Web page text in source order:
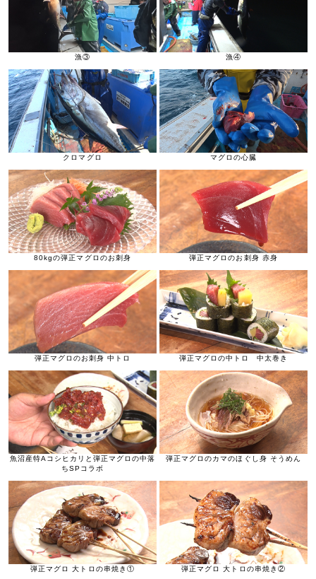
漁③ 漁④
クロマグロ マグロの心臓
80kgの弾正マグロのお刺身 弾正マグロのお刺身 赤身
弾正マグロのお刺身 中トロ 弾正マグロの中トロ 中太巻き
魚沼産特Aコシヒカリと弾正マグロの中落
ちSPコラボ
弾正マグロのカマのほぐし身 そうめん
弾正マグロ 大トロの串焼き① 弾正マグロ 大トロの串焼き②